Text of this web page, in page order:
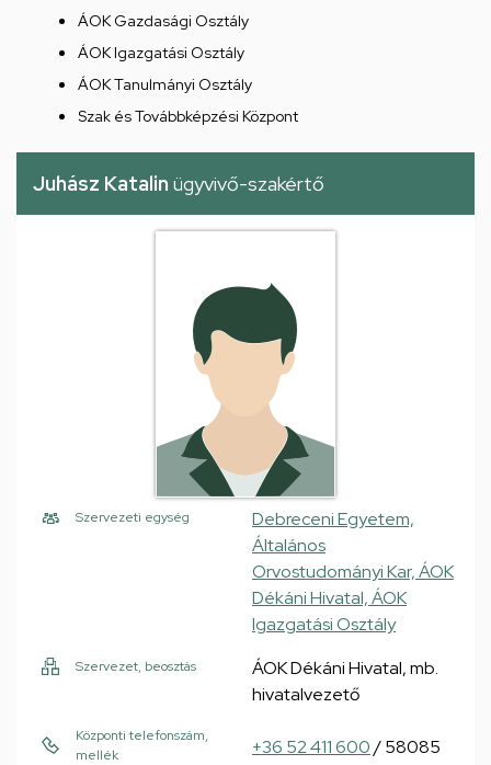
ÁOK Gazdasági Osztály
ÁOK Igazgatási Osztály
ÁOK Tanulmányi Osztály
Szak és Továbbképzési Központ
Juhász Katalin ügyvivő-szakértő
Szervezeti egység
Debreceni Egyetem,
Általános
Orvostudományi Kar, ÁOK
Dékáni Hivatal, ÁOK
Igazgatási Osztály
Szervezet, beosztás
ÁOK Dékáni Hivatal, mb.
hivatalvezető
Központi telefonszám,
mellék
+36 52 411 600/ 58085